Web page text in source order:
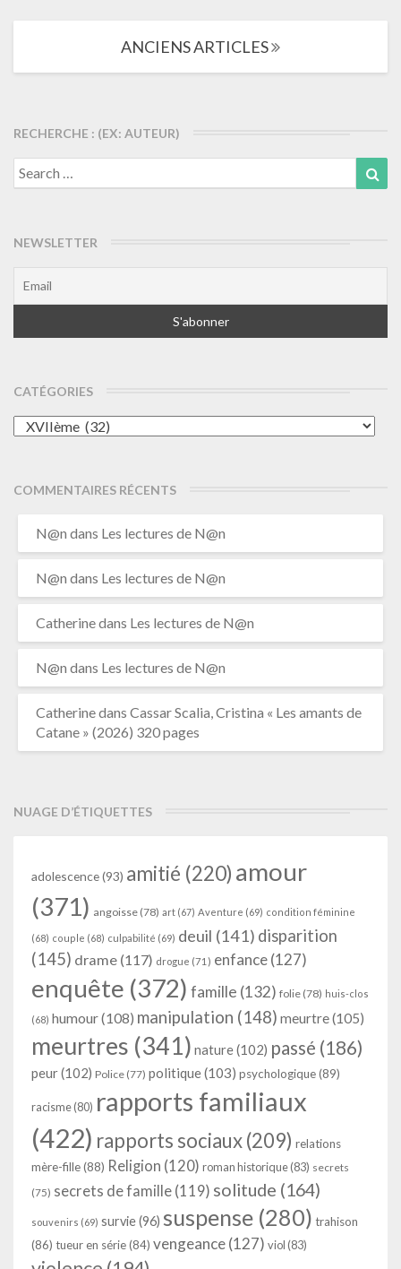
les
ANCIENS ARTICLES
RECHERCHE : (EX: AUTEUR)
Search
for:
NEWSLETTER
CATÉGORIES
Catégories
COMMENTAIRES RÉCENTS
N@n dans Les lectures de N@n
N@n dans Les lectures de N@n
Catherinedans Les lectures de N@n
N@n dans Les lectures de N@n
Catherinedans Cassar Scalia, Cristina « Les amants de
Catane » (2026) 320 pages
NUAGE D’ÉTIQUETTES
adolescence(93) amitié (220) amour
(371) angoisse (78) art (67) Aventure (69) condition féminine
(68) couple (68) culpabilité (69) deuil (141) disparition
(145) drame (117) drogue (71) enfance(127)
enquête (372) famille (132) folie (78) huis-clos
(68) humour(108) manipulation (148) meurtre(105)
meurtres (341) nature(102) passé (186)
peur(102) Police (77) politique(103) psychologique(89)
racisme (80) rapports familiaux
(422) rapports sociaux(209) relations
mère-fille(88) Religion (120) roman historique(83) secrets
(75) secrets de famille (119) solitude (164)
souvenirs (69) survie(96) suspense (280) trahison
(86) tueur en série(84) vengeance(127) viol (83)